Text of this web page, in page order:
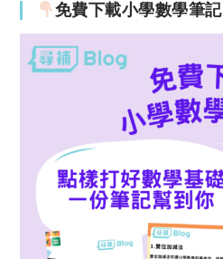
免費下載小學數學筆記